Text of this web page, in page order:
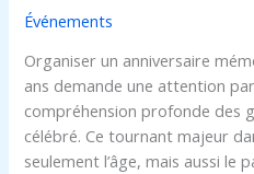
Événements
Organiser un anniversaire
ans demande une attention
compréhension profonde des
célébré. Ce tournant majeur
seulement l’âge, mais aussi le